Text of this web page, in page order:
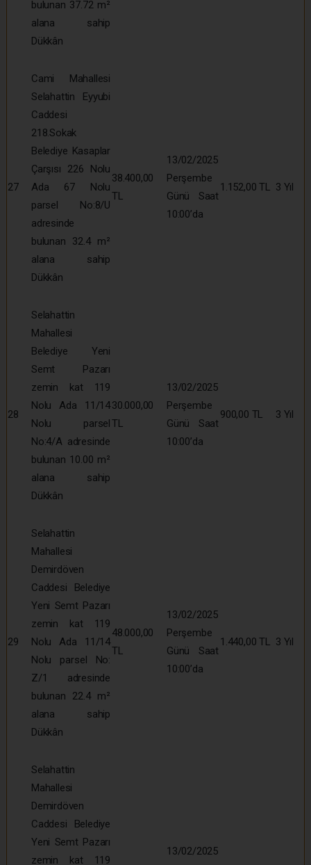
bulunan 37.72 m²
alana sahip
Dükkân
27
Cami Mahallesi
Selahattin Eyyubi
Caddesi
218.Sokak
Belediye Kasaplar
Çarşısı 226 Nolu
Ada 67 Nolu
parsel No:8/U
adresinde
bulunan 32.4 m²
alana sahip
Dükkân
38.400,00
TL
13/02/2025
Perşembe
Günü Saat
10:00’da
1.152,00 TL 3 Yıl
28
Selahattin
Mahallesi
Belediye Yeni
Semt Pazarı
zemin kat 119
Nolu Ada 11/14
Nolu parsel
No:4/A adresinde
bulunan 10.00 m²
alana sahip
Dükkân
30.000,00
TL
13/02/2025
Perşembe
Günü Saat
10:00’da
900,00 TL 3 Yıl
29
Selahattin
Mahallesi
Demirdöven
Caddesi Belediye
Yeni Semt Pazarı
zemin kat 119
Nolu Ada 11/14
Nolu parsel No:
Z/1 adresinde
bulunan 22.4 m²
alana sahip
Dükkân
48.000,00
TL
13/02/2025
Perşembe
Günü Saat
10:00’da
1.440,00 TL 3 Yıl
Selahattin
Mahallesi
Demirdöven
Caddesi Belediye
Yeni Semt Pazarı
zemin kat 119
13/02/2025